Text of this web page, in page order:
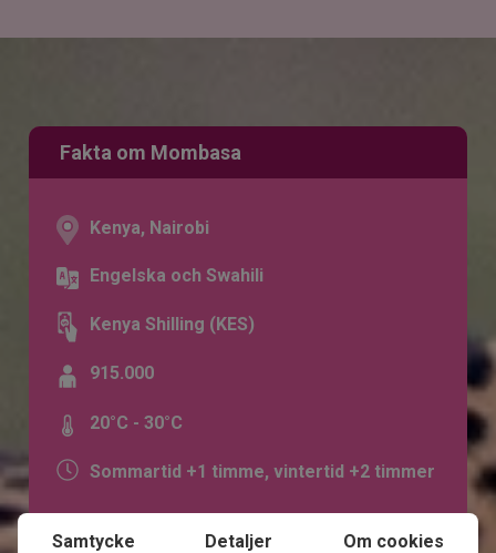
Fakta om Mombasa
Kenya, Nairobi
Engelska och Swahili
Kenya Shilling (KES)
915.000
20°C - 30°C
Sommartid +1 timme, vintertid +2 timmer
Samtycke Detaljer Om cookies